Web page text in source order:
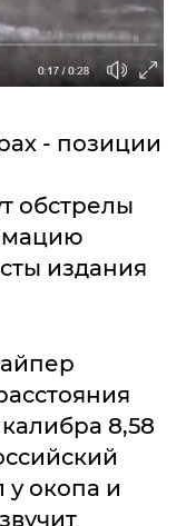
- позиции
обстрелы
издания
8,58
у окопа и